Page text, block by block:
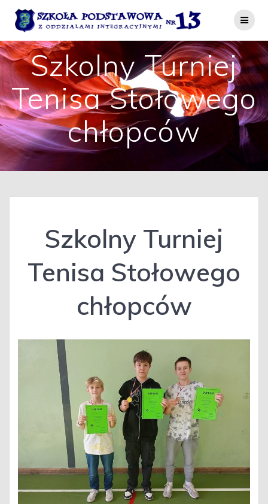
do
treści
Szkolny Turniej
Tenisa Stołowego
chłopców
Szkolny Turniej
Tenisa Stołowego
chłopców